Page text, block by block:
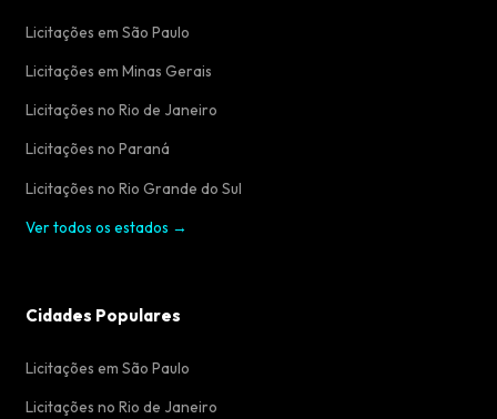
Licitações em São Paulo
Licitações em Minas Gerais
Licitações no Rio de Janeiro
Licitações no Paraná
Licitações no Rio Grande do Sul
Ver todos os estados →
Cidades Populares
Licitações em São Paulo
Licitações no Rio de Janeiro